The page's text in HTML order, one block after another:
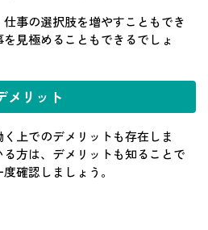
事の選択肢を増やすこともでき
見極めることもできるでしょ
メリット
上でのデメリットも存在しま
方は、デメリットも知ることで
確認しましょう。